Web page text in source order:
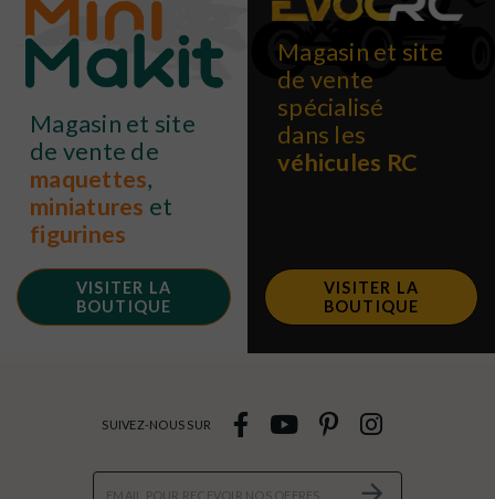
Magasin et site
de vente de
maquettes,
miniatures et
figurines
VISITER LA
BOUTIQUE
Magasin et site
de vente
spécialisé
dans les
véhicules RC
VISITER LA
BOUTIQUE
SUIVEZ-NOUS SUR